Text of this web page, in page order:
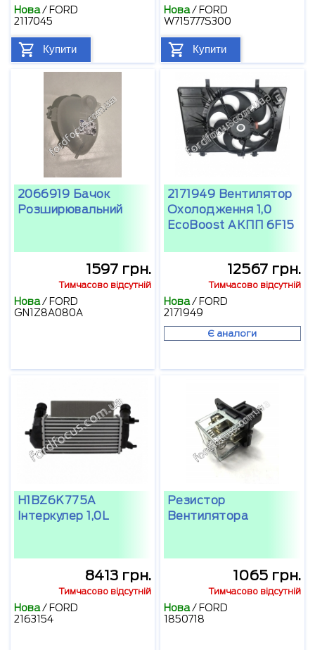
Нова/ FORD
2117045
Купити
Нова/ FORD
W715777S300
Купити
2066919 Бачок
Розширювальний
1597 грн.
Тимчасово відсутній
Нова/ FORD
GN1Z8A080A
2171949 Вентилятор
Охолодження 1,0
EcoBoost АКПП 6F15
12567 грн.
Тимчасово відсутній
Нова/ FORD
2171949
Є аналоги
H1BZ6K775A
Інтеркулер 1,0L
8413 грн.
Тимчасово відсутній
Нова/ FORD
2163154
Резистор
Вентилятора
1065 грн.
Тимчасово відсутній
Нова/ FORD
1850718